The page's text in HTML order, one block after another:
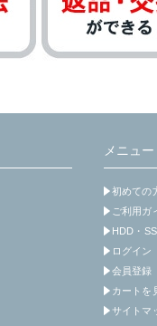
メニュー
初めての
ご利用ガ
HDD・
ログイン
会員登録
カートを
サイトマ